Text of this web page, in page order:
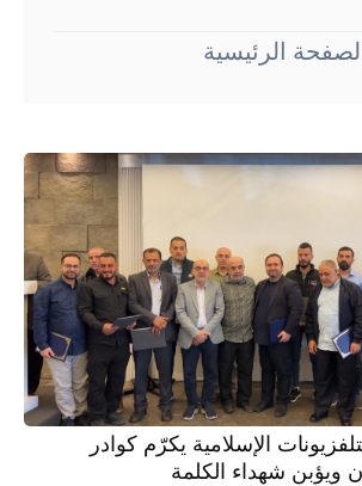
الرئيسية
الإسلامية يكرّم كوادر
ويؤبن شهداء الكلمة